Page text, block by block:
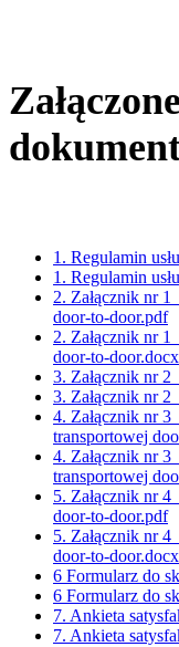
1. Regulamin
1. Regulamin
2. Załącznik nr
door-to-door.pdf
2. Załącznik nr
door-to-door.docx
3. Załącznik nr
3. Załącznik nr
4. Załącznik nr
transportowej
4. Załącznik nr
transportowej
5. Załącznik nr
door-to-door.pdf
5. Załącznik nr
door-to-door.docx
6 Formularz do
6 Formularz do
7. Ankieta
7. Ankieta